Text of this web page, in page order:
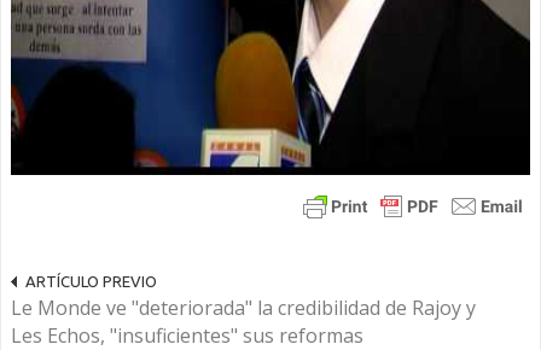
ARTÍCULO PREVIO
Le Monde ve "deteriorada" la credibilidad de Rajoy y
Les Echos, "insuficientes" sus reformas